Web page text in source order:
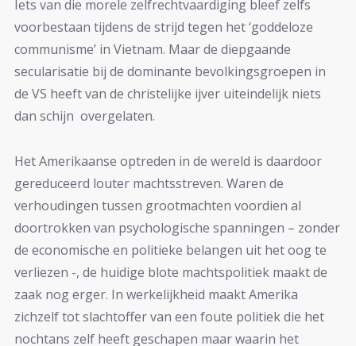
Iets van die morele zelfrechtvaardiging bleef zelfs
voorbestaan tijdens de strijd tegen het ‘goddeloze
communisme’ in Vietnam. Maar de diepgaande
secularisatie bij de dominante bevolkingsgroepen in
de VS heeft van de christelijke ijver uiteindelijk niets
dan schijn overgelaten.
Het Amerikaanse optreden in de wereld is daardoor
gereduceerd louter machtsstreven. Waren de
verhoudingen tussen grootmachten voordien al
doortrokken van psychologische spanningen – zonder
de economische en politieke belangen uit het oog te
verliezen -, de huidige blote machtspolitiek maakt de
zaak nog erger. In werkelijkheid maakt Amerika
zichzelf tot slachtoffer van een foute politiek die het
nochtans zelf heeft geschapen maar waarin het